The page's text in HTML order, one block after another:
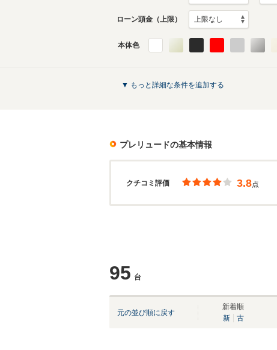
ローン頭金（上限）
本体色
▼ もっと詳細な条件を追加する
プレリュードの基本情報
クチコミ評価 3.8点
95 台
元の並び順に戻す
新着順
新
古